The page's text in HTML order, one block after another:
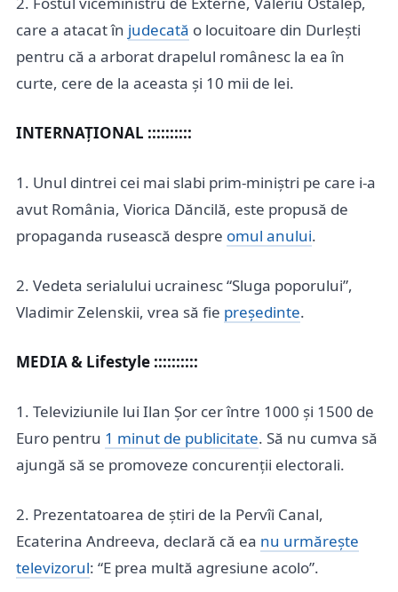
care a atacat în judecată o locuitoare din Durlești
pentru că a arborat drapelul românesc la ea în
curte, cere de la aceasta și 10 mii de lei.
INTERNAȚIONAL ::::::::::
1. Unul dintrei cei mai slabi prim-miniștri pe care i-a
avut România, Viorica Dăncilă, este propusă de
propaganda rusească despre omul anului.
2. Vedeta serialului ucrainesc “Sluga poporului”,
Vladimir Zelenskii, vrea să fie președinte.
MEDIA & Lifestyle ::::::::::
1. Televiziunile lui Ilan Șor cer între 1000 și 1500 de
Euro pentru 1 minut de publicitate. Să nu cumva să
ajungă să se promoveze concurenții electorali.
2. Prezentatoarea de știri de la Pervîi Canal,
Ecaterina Andreeva, declară că ea nu urmărește
televizorul: “E prea multă agresiune acolo”.